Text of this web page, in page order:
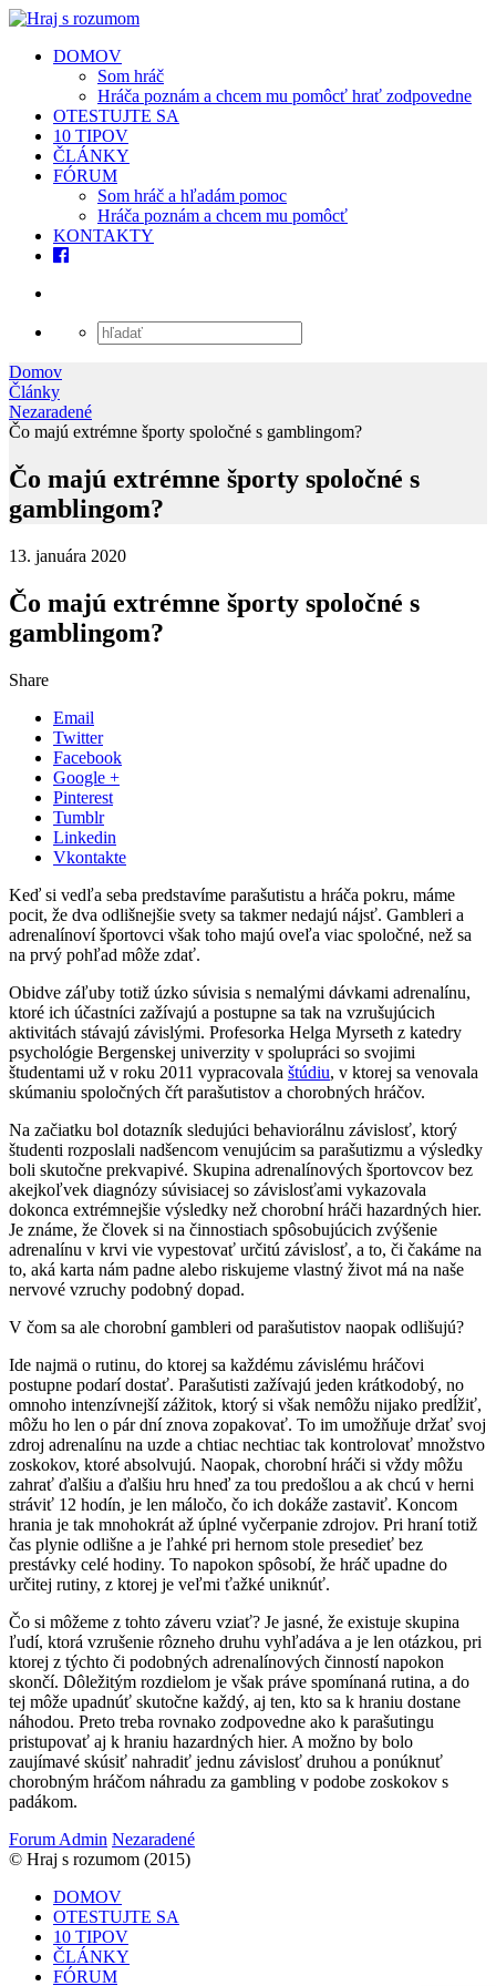
DOMOV
Som hráč
Hráča poznám a chcem mu pomôcť hrať zodpovedne
OTESTUJTE SA
10 TIPOV
ČLÁNKY
FÓRUM
Som hráč a hľadám pomoc
Hráča poznám a chcem mu pomôcť
KONTAKTY
Domov
Články
Nezaradené
Čo majú extrémne športy spoločné s gamblingom?
Čo majú extrémne športy spoločné s
gamblingom?
13. januára 2020
Čo majú extrémne športy spoločné s
gamblingom?
Share
Email
Twitter
Facebook
Google +
Pinterest
Tumblr
Linkedin
Vkontakte
Keď si vedľa seba predstavíme parašutistu a hráča pokru, máme
pocit, že dva odlišnejšie svety sa takmer nedajú nájsť. Gambleri a
adrenalínoví športovci však toho majú oveľa viac spoločné, než sa
na prvý pohľad môže zdať.
Obidve záľuby totiž úzko súvisia s nemalými dávkami adrenalínu,
ktoré ich účastníci zažívajú a postupne sa tak na vzrušujúcich
aktivitách stávajú závislými. Profesorka Helga Myrseth z katedry
psychológie Bergenskej univerzity v spolupráci so svojimi
študentami už v roku 2011 vypracovala štúdiu, v ktorej sa venovala
skúmaniu spoločných čŕt parašutistov a chorobných hráčov.
Na začiatku bol dotazník sledujúci behaviorálnu závislosť, ktorý
študenti rozposlali nadšencom venujúcim sa parašutizmu a výsledky
boli skutočne prekvapivé. Skupina adrenalínových športovcov bez
akejkoľvek diagnózy súvisiacej so závislosťami vykazovala
dokonca extrémnejšie výsledky než chorobní hráči hazardných hier.
Je známe, že človek si na činnostiach spôsobujúcich zvýšenie
adrenalínu v krvi vie vypestovať určitú závislosť, a to, či čakáme na
to, aká karta nám padne alebo riskujeme vlastný život má na naše
nervové vzruchy podobný dopad.
V čom sa ale chorobní gambleri od parašutistov naopak odlišujú?
Ide najmä o rutinu, do ktorej sa každému závislému hráčovi
postupne podarí dostať. Parašutisti zažívajú jeden krátkodobý, no
omnoho intenzívnejší zážitok, ktorý si však nemôžu nijako predĺžiť,
môžu ho len o pár dní znova zopakovať. To im umožňuje držať svoj
zdroj adrenalínu na uzde a chtiac nechtiac tak kontrolovať množstvo
zoskokov, ktoré absolvujú. Naopak, chorobní hráči si vždy môžu
zahrať ďalšiu a ďalšiu hru hneď za tou predošlou a ak chcú v herni
stráviť 12 hodín, je len máločo, čo ich dokáže zastaviť. Koncom
hrania je tak mnohokrát až úplné vyčerpanie zdrojov. Pri hraní totiž
čas plynie odlišne a je ľahké pri hernom stole presedieť bez
prestávky celé hodiny. To napokon spôsobí, že hráč upadne do
určitej rutiny, z ktorej je veľmi ťažké uniknúť.
Čo si môžeme z tohto záveru vziať? Je jasné, že existuje skupina
ľudí, ktorá vzrušenie rôzneho druhu vyhľadáva a je len otázkou, pri
ktorej z týchto či podobných adrenalínových činností napokon
skončí. Dôležitým rozdielom je však práve spomínaná rutina, a do
tej môže upadnúť skutočne každý, aj ten, kto sa k hraniu dostane
náhodou. Preto treba rovnako zodpovedne ako k parašutingu
pristupovať aj k hraniu hazardných hier. A možno by bolo
zaujímavé skúsiť nahradiť jednu závislosť druhou a ponúknuť
chorobným hráčom náhradu za gambling v podobe zoskokov s
padákom.
Forum Admin Nezaradené
© Hraj s rozumom (2015)
DOMOV
OTESTUJTE SA
10 TIPOV
ČLÁNKY
FÓRUM